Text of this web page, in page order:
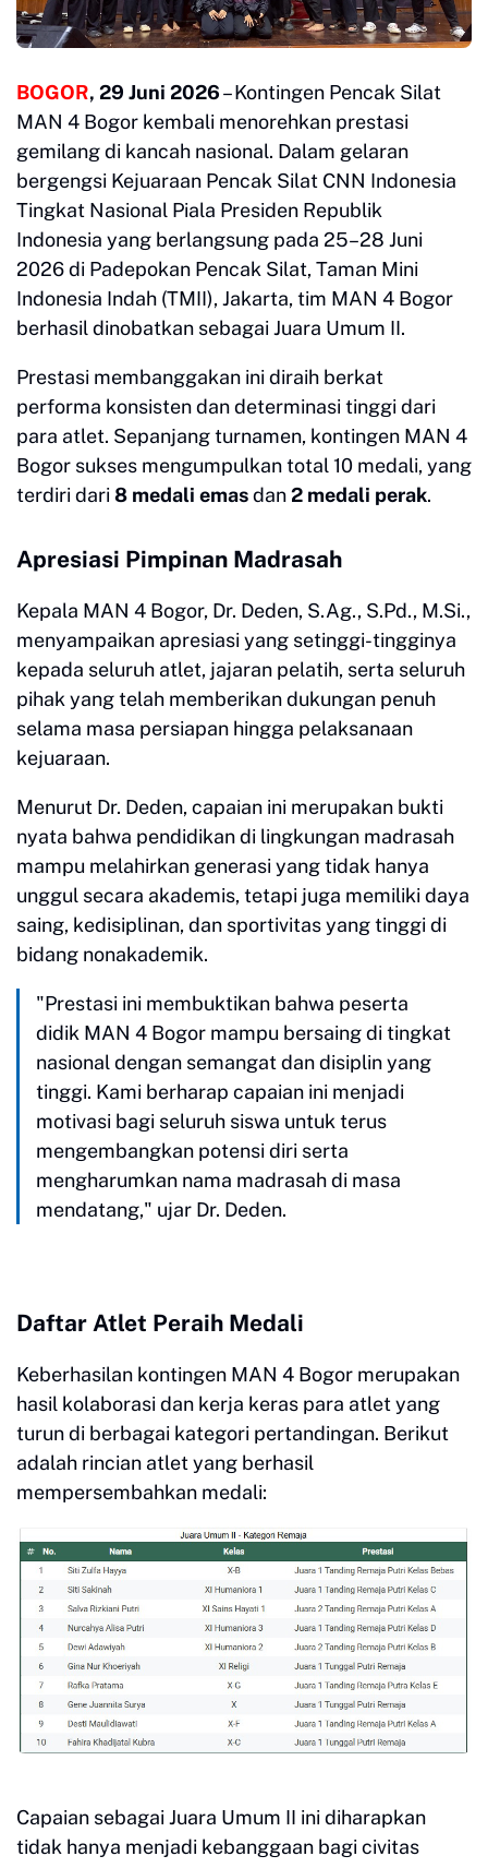
BOGOR, 29 Juni 2026– Kontingen Pencak Silat
MAN 4 Bogor kembali menorehkan prestasi
gemilang di kancah nasional. Dalam gelaran
bergengsi Kejuaraan Pencak Silat CNN Indonesia
Tingkat Nasional Piala Presiden Republik
Indonesia yang berlangsung pada 25–28 Juni
2026 di Padepokan Pencak Silat, Taman Mini
Indonesia Indah (TMII), Jakarta, tim MAN 4 Bogor
berhasil dinobatkan sebagai Juara Umum II.
​Prestasi membanggakan ini diraih berkat
performa konsisten dan determinasi tinggi dari
para atlet. Sepanjang turnamen, kontingen MAN 4
Bogor sukses mengumpulkan total 10 medali, yang
terdiri dari 8 medali emasdan2 medali perak.
​Apresiasi Pimpinan Madrasah
​Kepala MAN 4 Bogor, Dr. Deden, S.Ag., S.Pd., M.Si.,
menyampaikan apresiasi yang setinggi-tingginya
kepada seluruh atlet, jajaran pelatih, serta seluruh
pihak yang telah memberikan dukungan penuh
selama masa persiapan hingga pelaksanaan
kejuaraan.
​Menurut Dr. Deden, capaian ini merupakan bukti
nyata bahwa pendidikan di lingkungan madrasah
mampu melahirkan generasi yang tidak hanya
unggul secara akademis, tetapi juga memiliki daya
saing, kedisiplinan, dan sportivitas yang tinggi di
bidang nonakademik.
​"Prestasi ini membuktikan bahwa peserta
didik MAN 4 Bogor mampu bersaing di tingkat
nasional dengan semangat dan disiplin yang
tinggi. Kami berharap capaian ini menjadi
motivasi bagi seluruh siswa untuk terus
mengembangkan potensi diri serta
mengharumkan nama madrasah di masa
mendatang," ujar Dr. Deden.
​Daftar Atlet Peraih Medali
​Keberhasilan kontingen MAN 4 Bogor merupakan
hasil kolaborasi dan kerja keras para atlet yang
turun di berbagai kategori pertandingan. Berikut
adalah rincian atlet yang berhasil
mempersembahkan medali:
Capaian sebagai Juara Umum II ini diharapkan
tidak hanya menjadi kebanggaan bagi civitas